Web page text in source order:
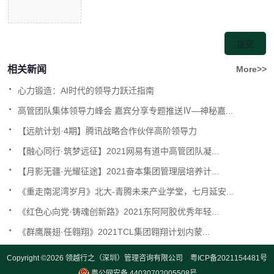
相关新闻 More>>
心力锻造：AI时代的领导力跃迁指南
.
高管团队集体领导力峰会 嘉宾分享专题推送Ⅳ—神秘嘉...
.
【远航计划·4期】腾讯战略合作伙伴高阶领导力
.
【融心同行·筑梦远征】2021网易有道中高管团队凝...
.
【月影无疆·光耀征途】2021奋本集团管理层培养计...
.
《重走南泥湾岁月》北大-青腾未来产业学堂，七月延安...
.
《红色心向党·铸魂创新路》2021东阿阿胶优秀年轻...
.
《群鹰展翅·任翱翔》2021TCL集团翱翔计划内蒙...
.
Copyright ©2026 领越行之（深圳）管理咨询有限公司
粤ICP备2021154481号